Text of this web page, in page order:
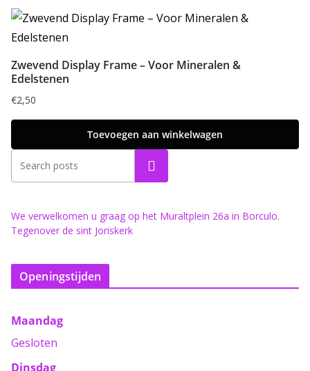
Zwevend Display Frame – Voor Mineralen &
Edelstenen
€2,50
Toevoegen aan winkelwagen
Zoeken
We verwelkomen u graag op het Muraltplein 26a in Borculo.
Tegenover de sint Joriskerk
Openingstijden
Maandag
Gesloten
Dinsdag